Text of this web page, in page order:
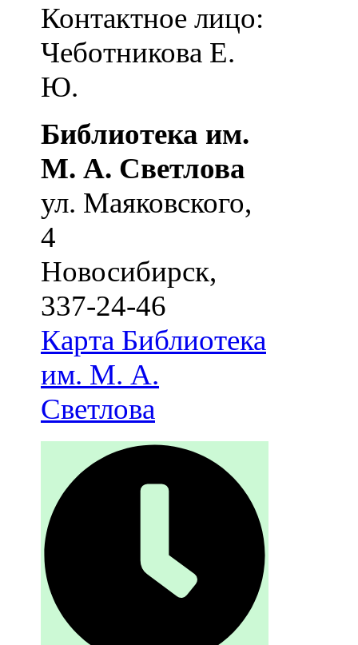
Контактное лицо:
Чеботникова Е.
Ю.
Библиотека им.
М. А. Светлова
ул. Маяковского,
4
Новосибирск,
337-24-46
Карта Библиотека
им. М. А.
Светлова